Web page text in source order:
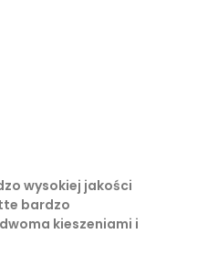
wysokiej jakości
bardzo
kieszeniami i